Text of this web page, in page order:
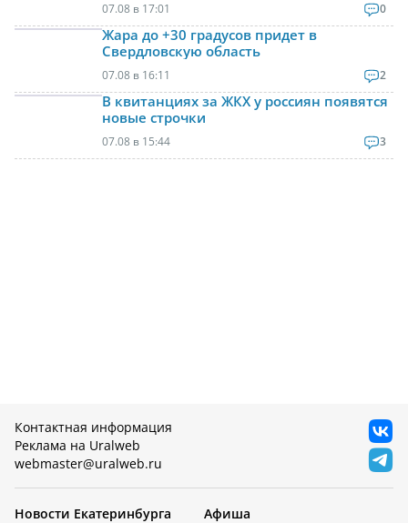
07.08 в 17:01 0
Жара до +30 градусов придет в
Свердловскую область
07.08 в 16:11 2
В квитанциях за ЖКХ у россиян появятся
новые строчки
07.08 в 15:44 3
Контактная информация
Реклама на Uralweb
webmaster@uralweb.ru
Новости Екатеринбурга
Афиша